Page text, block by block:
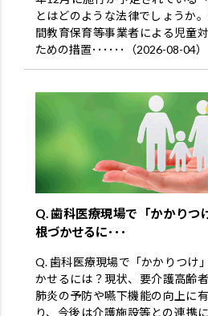
とはどのような法律でしょうか
間教育保育等事業者による児童
ための措置･･････（2026-08-04）
Q. 歯科医療現場で「かかりつ
根づかせるに･･･
Q. 歯科医療現場で「かかりつけ
かせるには？現状、要介護高齢
肺炎の予防や嚥下機能の向上に
り、今後は介護施設等との連携